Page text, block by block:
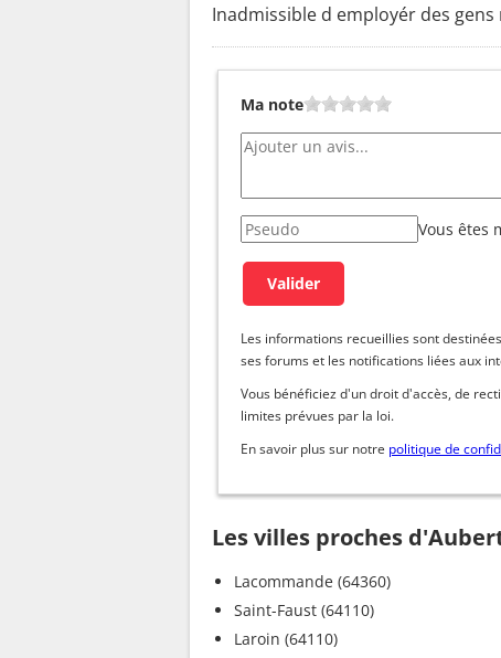
Inadmissible d employér des
Ma note
Vous êtes
Les informations recueillies sont
ses forums et les notifications liées aux
Vous bénéficiez d'un droit d'accès, de
limites prévues par la loi.
En savoir plus sur notre politique de
Les villes proches
Lacommande (64360)
Saint-Faust (64110)
Laroin (64110)